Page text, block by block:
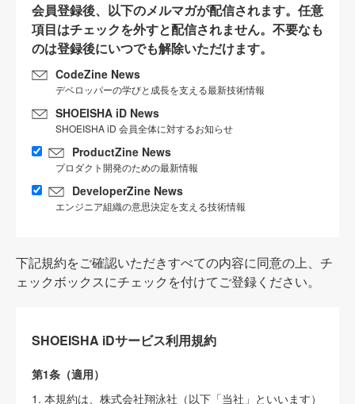
会員登録後、以下のメルマガが配信されます。任意
項目はチェックを外すと配信されません。不要なも
のは登録後にいつでも解除いただけます。
CodeZine News
デベロッパーの学びと成長を支える最新技術情報
SHOEISHA iD News
SHOEISHA iD 会員全体に対するお知らせ
ProductZine News
プロダクト開発のための最新情報
DeveloperZine News
エンジニア組織の意思決定を支える技術情報
下記規約をご確認いただきすべての内容に同意の上、チ
ェックボックスにチェックを付けてご登録ください。
SHOEISHA iDサービス利用規約
第1条（適用）
1. 本規約は、株式会社翔泳社（以下「当社」といいます）